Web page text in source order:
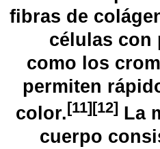
fibras de
células con
como los
permiten
color. [11] [12] La
cuerpo